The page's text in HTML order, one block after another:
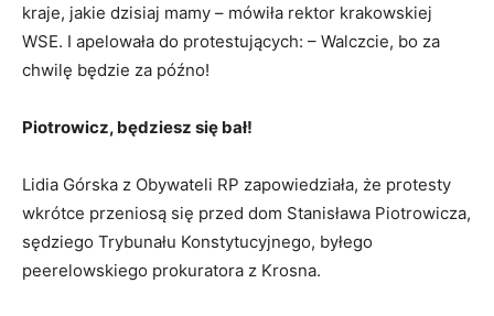
kraje, jakie dzisiaj mamy – mówiła rektor krakowskiej
WSE. I apelowała do protestujących: – Walczcie, bo za
chwilę będzie za późno!
Piotrowicz, będziesz się bał!
Lidia Górska z Obywateli RP zapowiedziała, że protesty
wkrótce przeniosą się przed dom Stanisława Piotrowicza,
sędziego Trybunału Konstytucyjnego, byłego
peerelowskiego prokuratora z Krosna.